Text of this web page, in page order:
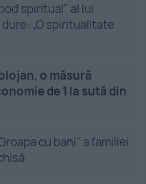
spiritual" al lui
„O spiritualitate
o măsură
de 1 la sută din
cu bani" a familiei